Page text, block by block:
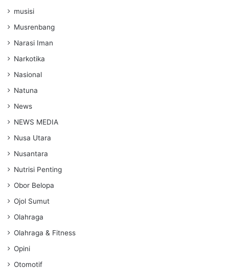
musisi
Musrenbang
Narasi Iman
Narkotika
Nasional
Natuna
News
NEWS MEDIA
Nusa Utara
Nusantara
Nutrisi Penting
Obor Belopa
Ojol Sumut
Olahraga
Olahraga & Fitness
Opini
Otomotif